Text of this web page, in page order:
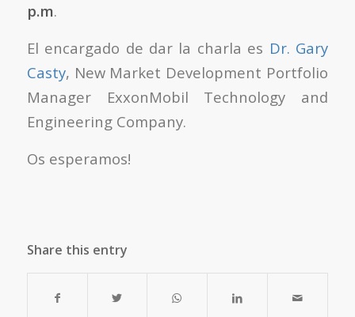
p.m.
El encargado de dar la charla es Dr. Gary
Casty, New Market Development Portfolio
Manager ExxonMobil Technology and
Engineering Company.
Os esperamos!
Share this entry